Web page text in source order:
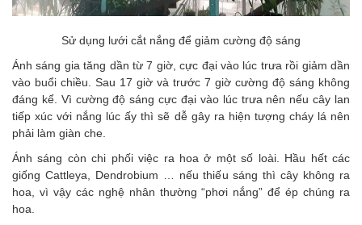
Sử dụng lưới cắt nắng để giảm cường độ sáng
Ánh sáng gia tăng dần từ 7 giờ, cực đại vào lúc trưa rồi giảm dần
vào buổi chiều. Sau 17 giờ và trước 7 giờ cường độ sáng không
đáng kể. Vì cường độ sáng cực đại vào lúc trưa nên nếu cây lan
tiếp xúc với nắng lúc ấy thì sẽ dễ gây ra hiện tượng cháy lá nên
phải làm giàn che.
Ánh sáng còn chi phối việc ra hoa ở một số loài. Hầu hết các
giống Cattleya, Dendrobium … nếu thiếu sáng thì cây không ra
hoa, vì vậy các nghệ nhân thường “phơi nắng” để ép chúng ra
hoa.